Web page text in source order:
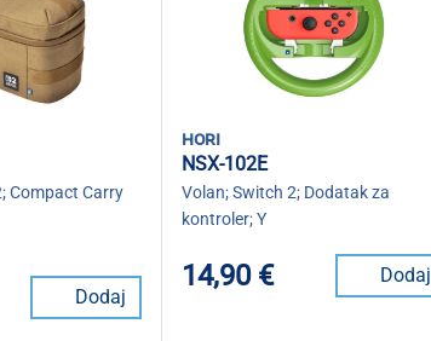
Compact Carry
Dodaj
hori
NSX-102E
Volan; Switch 2; Dodatak za
kontroler; Y
14,90 € Dodaj